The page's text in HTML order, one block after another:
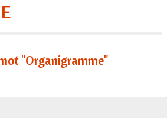
"Organigramme"